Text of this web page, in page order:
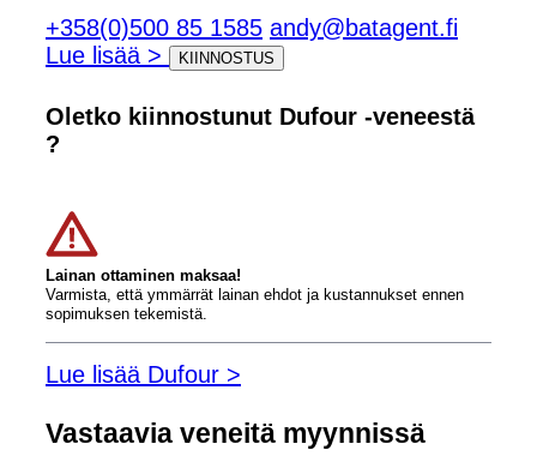
+358(0)500 85 1585 andy@batagent.fi
Lue lisää >
KIINNOSTUS
Oletko kiinnostunut Dufour -veneestä
?
Lainan ottaminen maksaa!
Varmista, että ymmärrät lainan ehdot ja kustannukset ennen
sopimuksen tekemistä.
Lue lisää Dufour >
Vastaavia veneitä myynnissä